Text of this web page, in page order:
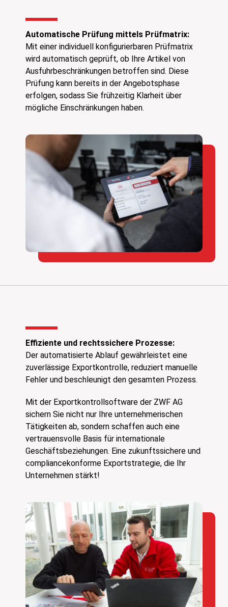
Automatische Prüfung mittels Prüfmatrix:
Mit einer individuell konfigurierbaren Prüfmatrix
wird automatisch geprüft, ob Ihre Artikel von
Ausfuhrbeschränkungen betroffen sind. Diese
Prüfung kann bereits in der Angebotsphase
erfolgen, sodass Sie frühzeitig Klarheit über
mögliche Einschränkungen haben.
Effiziente und rechtssichere Prozesse:
Der automatisierte Ablauf gewährleistet eine
zuverlässige Exportkontrolle, reduziert manuelle
Fehler und beschleunigt den gesamten Prozess.
Mit der Exportkontrollsoftware der ZWF AG
sichern Sie nicht nur Ihre unternehmerischen
Tätigkeiten ab, sondern schaffen auch eine
vertrauensvolle Basis für internationale
Geschäftsbeziehungen. Eine zukunftssichere und
compliancekonforme Exportstrategie, die Ihr
Unternehmen stärkt!